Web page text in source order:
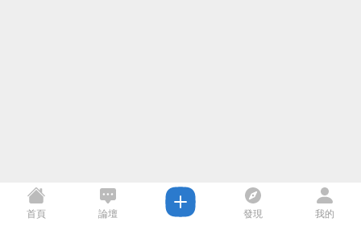
首頁 論壇 發現 我的